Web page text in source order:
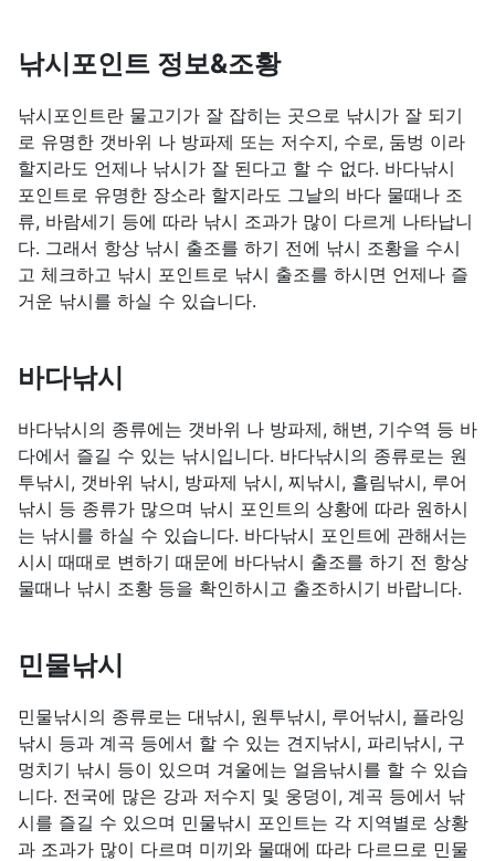
낚시포인트 정보&조황
낚시포인트란 물고기가 잘 잡히는 곳으로 낚시가 잘 되기
로 유명한 갯바위 나 방파제 또는 저수지, 수로, 둠벙 이라
할지라도 언제나 낚시가 잘 된다고 할 수 없다. 바다낚시
포인트로 유명한 장소라 할지라도 그날의 바다 물때나 조
류, 바람세기 등에 따라 낚시 조과가 많이 다르게 나타납니
다. 그래서 항상 낚시 출조를 하기 전에 낚시 조황을 수시
고 체크하고 낚시 포인트로 낚시 출조를 하시면 언제나 즐
거운 낚시를 하실 수 있습니다.
바다낚시
바다낚시의 종류에는 갯바위 나 방파제, 해변, 기수역 등 바
다에서 즐길 수 있는 낚시입니다. 바다낚시의 종류로는 원
투낚시, 갯바위 낚시, 방파제 낚시, 찌낚시, 흘림낚시, 루어
낚시 등 종류가 많으며 낚시 포인트의 상황에 따라 원하시
는 낚시를 하실 수 있습니다. 바다낚시 포인트에 관해서는
시시 때때로 변하기 때문에 바다낚시 출조를 하기 전 항상
물때나 낚시 조황 등을 확인하시고 출조하시기 바랍니다.
민물낚시
민물낚시의 종류로는 대낚시, 원투낚시, 루어낚시, 플라잉
낚시 등과 계곡 등에서 할 수 있는 견지낚시, 파리낚시, 구
멍치기 낚시 등이 있으며 겨울에는 얼음낚시를 할 수 있습
니다. 전국에 많은 강과 저수지 및 웅덩이, 계곡 등에서 낚
시를 즐길 수 있으며 민물낚시 포인트는 각 지역별로 상황
과 조과가 많이 다르며 미끼와 물때에 따라 다르므로 민물